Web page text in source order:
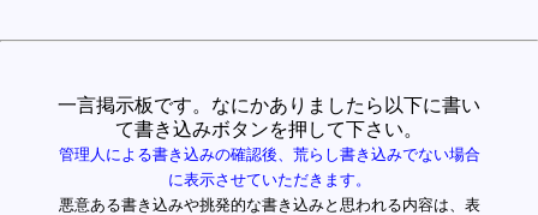
一言掲示板です。なにかありましたら以下に書い
て書き込みボタンを押して下さい。
管理人による書き込みの確認後、荒らし書き込みでない場合
に表示させていただきます。
悪意ある書き込みや挑発的な書き込みと思われる内容は、表